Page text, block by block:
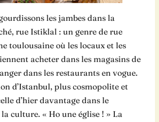
les jambes dans la
rue Istiklal : un genre de rue
toulousaine où les locaux et les
acheter dans les magasins de
dans les restaurants en vogue.
d’Istanbul, plus cosmopolite et
d’hier davantage dans le
culture. « Ho une église ! » La